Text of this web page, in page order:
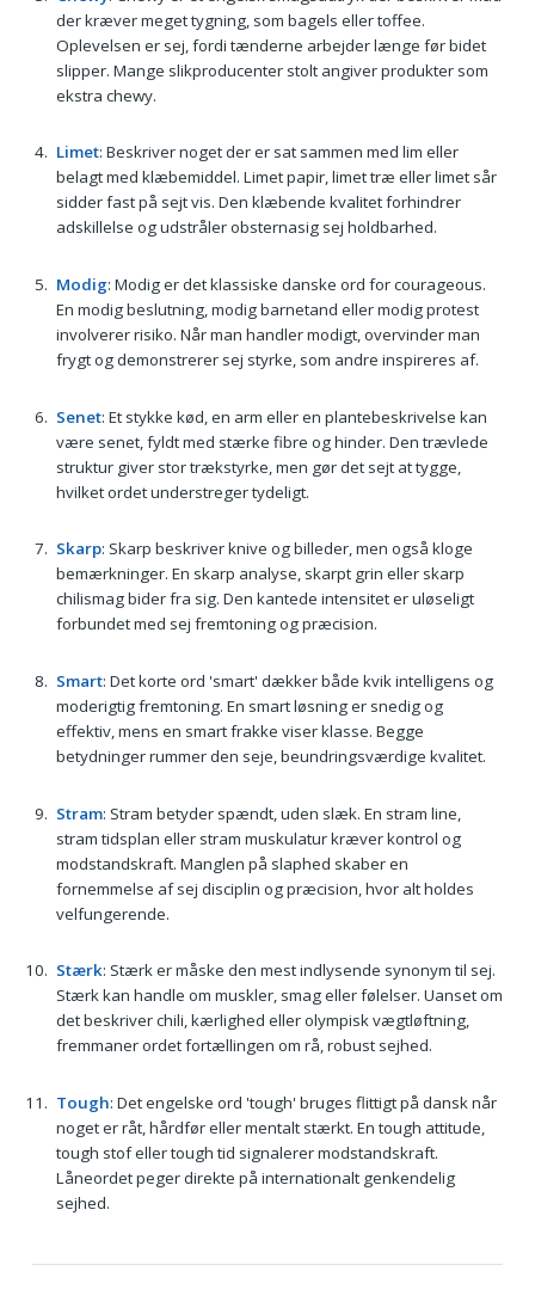
der kræver meget tygning, som bagels eller toffee.
Oplevelsen er sej, fordi tænderne arbejder længe før bidet
slipper. Mange slikproducenter stolt angiver produkter som
ekstra chewy.
Limet: Beskriver noget der er sat sammen med lim eller
belagt med klæbemiddel. Limet papir, limet træ eller limet sår
sidder fast på sejt vis. Den klæbende kvalitet forhindrer
adskillelse og udstråler obsternasig sej holdbarhed.
Modig: Modig er det klassiske danske ord for courageous.
En modig beslutning, modig barnetand eller modig protest
involverer risiko. Når man handler modigt, overvinder man
frygt og demonstrerer sej styrke, som andre inspireres af.
Senet: Et stykke kød, en arm eller en plantebeskrivelse kan
være senet, fyldt med stærke fibre og hinder. Den trævlede
struktur giver stor trækstyrke, men gør det sejt at tygge,
hvilket ordet understreger tydeligt.
Skarp: Skarp beskriver knive og billeder, men også kloge
bemærkninger. En skarp analyse, skarpt grin eller skarp
chilismag bider fra sig. Den kantede intensitet er uløseligt
forbundet med sej fremtoning og præcision.
Smart: Det korte ord 'smart' dækker både kvik intelligens og
moderigtig fremtoning. En smart løsning er snedig og
effektiv, mens en smart frakke viser klasse. Begge
betydninger rummer den seje, beundringsværdige kvalitet.
Stram: Stram betyder spændt, uden slæk. En stram line,
stram tidsplan eller stram muskulatur kræver kontrol og
modstandskraft. Manglen på slaphed skaber en
fornemmelse af sej disciplin og præcision, hvor alt holdes
velfungerende.
Stærk: Stærk er måske den mest indlysende synonym til sej.
Stærk kan handle om muskler, smag eller følelser. Uanset om
det beskriver chili, kærlighed eller olympisk vægtløftning,
fremmaner ordet fortællingen om rå, robust sejhed.
Tough: Det engelske ord 'tough' bruges flittigt på dansk når
noget er råt, hårdfør eller mentalt stærkt. En tough attitude,
tough stof eller tough tid signalerer modstandskraft.
Låneordet peger direkte på internationalt genkendelig
sejhed.